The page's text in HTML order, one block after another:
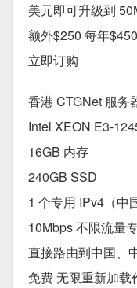
美元即可升级到
额外$250 每年
立即订购
香港 CTGNet 服务
Intel XEON E3-
16GB 内存
240GB SSD
1 个专用 IPv4（中
10Mbps 不限流量
直接路由到中国、
免费 无限重新加载